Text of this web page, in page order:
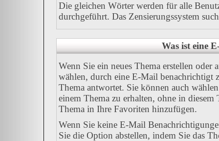
Die gleichen Wörter werden für alle
durchgeführt. Das Zensierungssystem
Was ist eine
Wenn Sie ein neues Thema erstellen
wählen, durch eine E-Mail benachrichtigt
Thema antwortet. Sie können auch
einem Thema zu erhalten, ohne in
Thema in Ihre Favoriten hinzufügen.
Wenn Sie keine E-Mail
Sie die Option abstellen, indem Sie das